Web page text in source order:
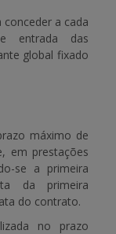
a cada
entrada das
global fixado
máximo de
em prestações
se a primeira
da primeira
do contrato.
no prazo